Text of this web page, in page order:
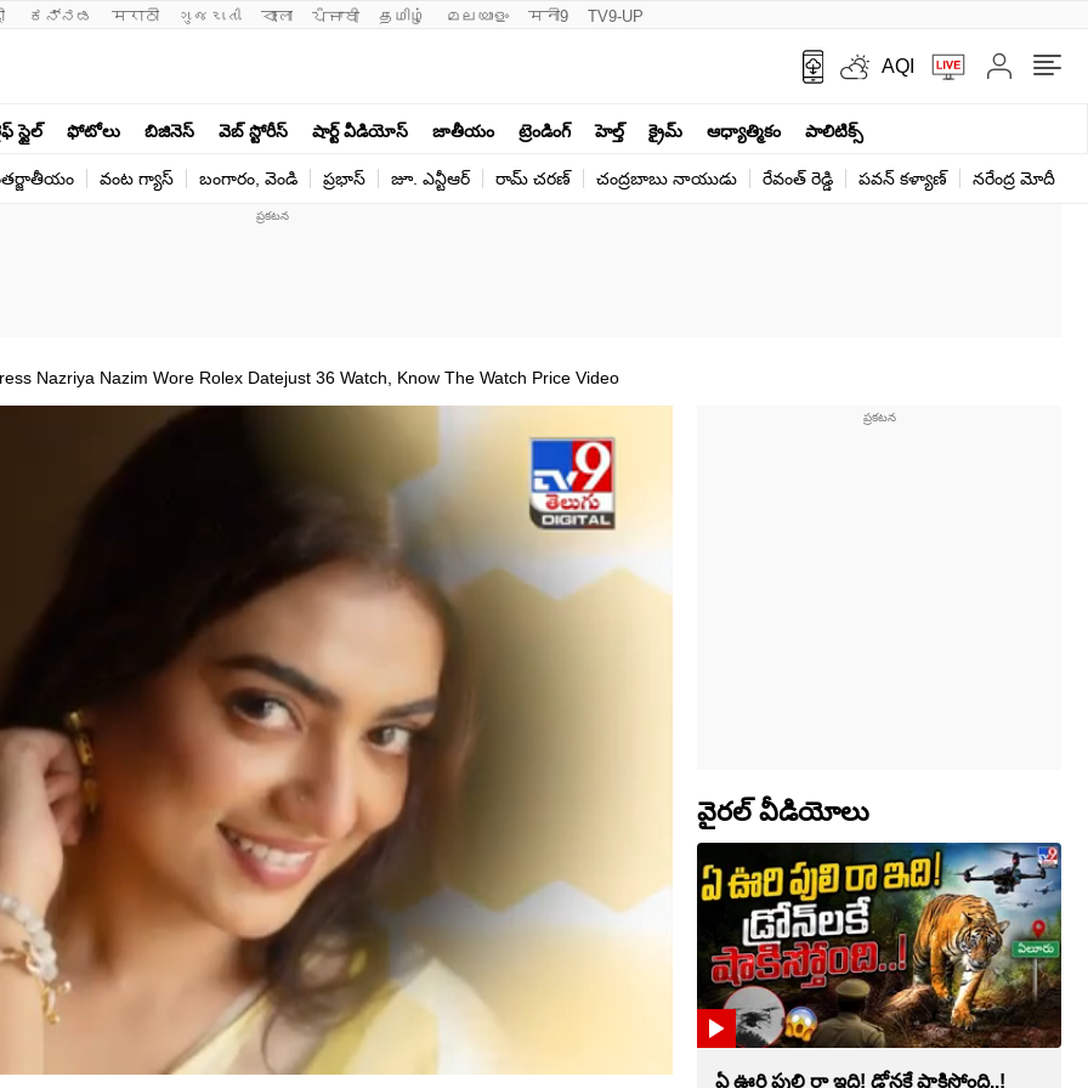
ಕನ್ನಡ मराठी ગુજરાતી বাংলা ਪੰਜਾਬੀ தமிழ் മലയാളം मनी9 TV9-UP
AQI
స్టైల్ ఫోటోలు బిజినెస్ వెబ్ స్టోరీస్ షార్ట్ వీడియోస్ జాతీయం ట్రెండింగ్ హెల్త్‌ క్రైమ్ ఆధ్యాత్మికం పాలిటిక్స్‌
వంట గ్యాస్ బంగారం, వెండి ప్రభాస్ జూ. ఎన్టీఆర్ రామ్ చ‌ర‌ణ్‌ చంద్రబాబు నాయుడు రేవంత్ రెడ్డి పవన్ కళ్యాణ్ నరేంద్ర మోదీ
Nazriya Nazim Wore Rolex Datejust 36 Watch, Know The Watch Price Video
వైరల్ వీడియోలు
ఏ ఊరి పులి రా ఇది! డ్రోన్లకే షాకిస్తోంది..!